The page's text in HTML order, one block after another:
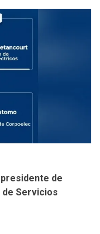
como
público
climatiza
de
de
Servicios